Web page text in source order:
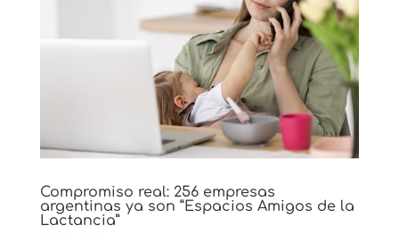
Compromiso real: 256 empresas
argentinas ya son “Espacios Amigos de la
Lactancia”